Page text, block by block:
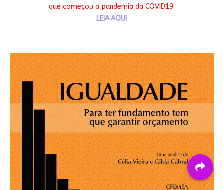
que começou a pandemia da COVID19.
LEIA AQUI